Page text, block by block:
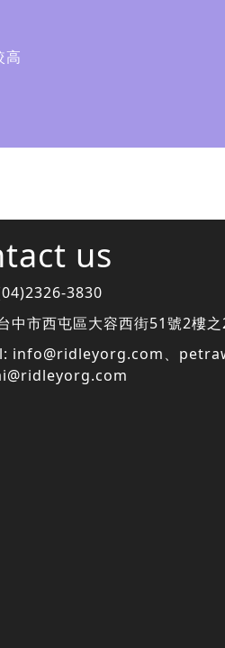
高
us
3830
中市西屯區大容西街51號2樓
info@ridleyorg.com、